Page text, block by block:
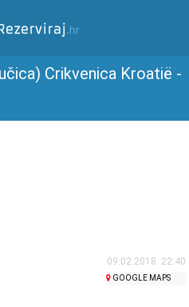
Crikvenica Kroatië -
09.02.2018. 22:40
GOOGLE MAPS